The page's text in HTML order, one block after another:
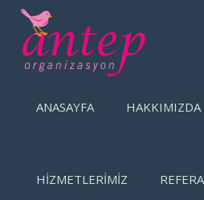
ANASAYFA HAKKIMIZDA
HİZMETLERİMİZ